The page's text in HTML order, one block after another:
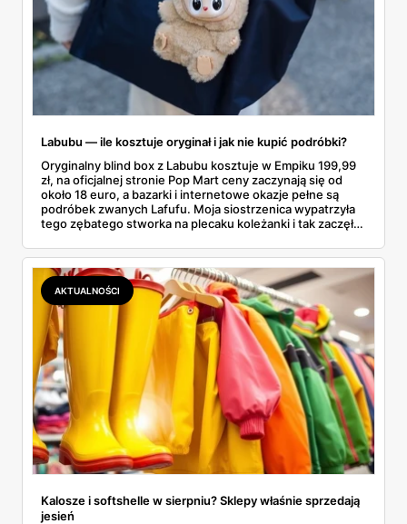
Labubu — ile kosztuje oryginał i jak nie kupić podróbki?
Oryginalny blind box z Labubu kosztuje w Empiku 199,99
zł, na oficjalnej stronie Pop Mart ceny zaczynają się od
około 18 euro, a bazarki i internetowe okazje pełne są
podróbek zwanych Lafufu. Moja siostrzenica wypatrzyła
tego zębatego stworka na plecaku koleżanki i tak zaczęło
kosztuje i po czym poznać, że sprzedawca nie wciska nam
podróbki. Spisałam wszystko, czego się dowiedziałam —
łącznie z jedną wpadką, o której za chwilę.
AKTUALNOŚCI
Kalosze i softshelle w sierpniu? Sklepy właśnie sprzedają
jesień